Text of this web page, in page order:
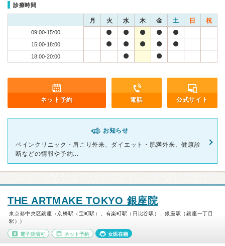
診療時間
月 火 水 木 金 土 日 祝
09:00-15:00
15:00-18:00
18:00-20:00
ネット予約 電話 公式サイト
お知らせ
ペインクリニック・肩こり外来、ダイエット・肥満外来、健康診
断などの情報や予約...
THE ARTMAKE TOKYO 銀座院
東京都中央区銀座（京橋駅（宝町駅）、有楽町駅（日比谷駅）、銀座駅（銀座一丁目
駅））
電子決済可 ネット予約 女医在籍